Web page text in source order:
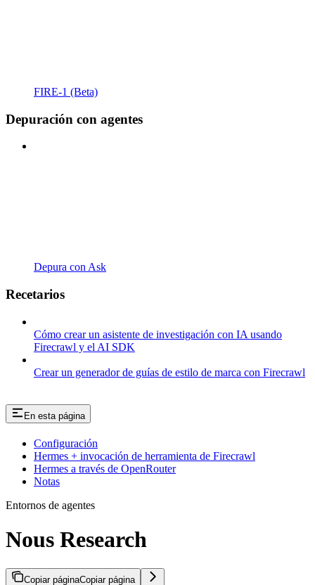
FIRE-1 (Beta)
Depuración con agentes
Depura con Ask
Recetarios
Cómo crear un asistente de investigación con IA usando
Firecrawl y el AI SDK
Crear un generador de guías de estilo de marca con Firecrawl
En esta página
Configuración
Hermes + invocación de herramienta de Firecrawl
Hermes a través de OpenRouter
Notas
Entornos de agentes
Nous Research
Copiar páginaCopiar página